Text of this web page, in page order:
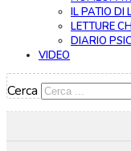
IL PATIO DI
LETTURE
DIARIO
VIDEO
Cerca